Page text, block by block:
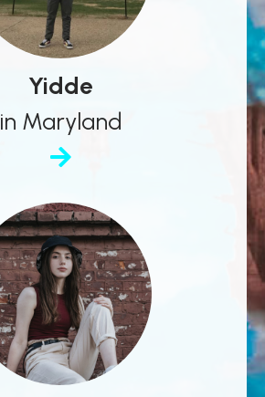
Yidde
in Maryland